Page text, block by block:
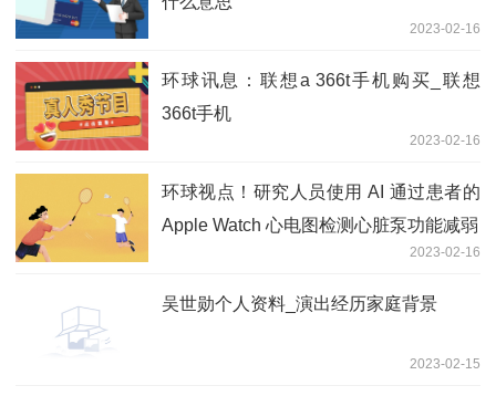
2023-02-16
环球讯息：联想a 366t手机购买_联想
366t手机
2023-02-16
环球视点！研究人员使用 AI 通过患者的
Apple Watch 心电图检测心脏泵功能减弱
2023-02-16
吴世勋个人资料_演出经历家庭背景
2023-02-15